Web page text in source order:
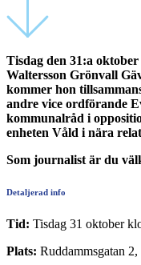
Tisdag den 31:a
Waltersson Grönvall
kommer hon
andre vice ordförande
kommunalråd i
enheten Våld i nära
Som journalist är du
Detaljerad info
Tid: Tisdag 31 oktober
Plats: Ruddammsgatan